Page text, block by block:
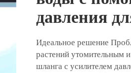
давления
Идеальное решение
растений утомительным
шланга с усилителем